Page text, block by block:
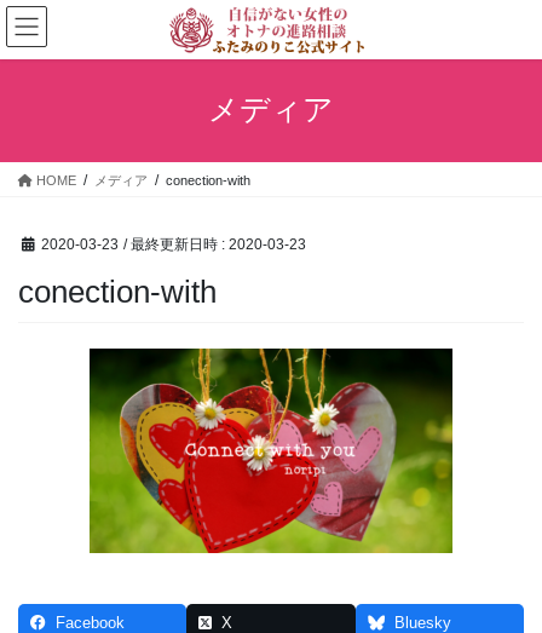
コ
ン
テ
ス
ナ
ビ
ゲ
ン
メディア
HOME メディア conection-with
2020-03-23 / 最終更新日時 : 2020-03-23
conection-with
Facebook X Bluesky